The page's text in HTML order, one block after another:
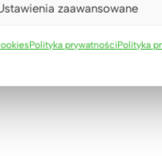
zaawansowane
Polityka prywatnościPolityka